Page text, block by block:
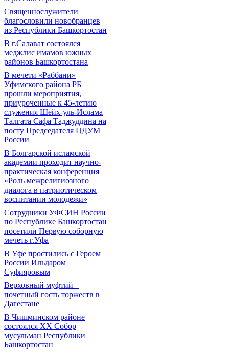
Священнослужители
благословили новобранцев
из Республики Башкортостан
В г.Салават состоялся
меджлис имамов южных
районов Башкортостана
В мечети «Раббани»
Уфимского района РБ
прошли мероприятия,
приуроченные к 45-летию
служения Шейх-уль-Ислама
Талгата Сафа Таджуддина на
посту Председателя ЦДУМ
России
В Болгарской исламской
академии проходит научно-
практическая конференция
«Роль межрелигиозного
диалога в патриотическом
воспитании молодежи»
Сотрудники УФСИН России
по Республике Башкортостан
посетили Первую соборную
мечеть г.Уфа
В Уфе простились с Героем
России Ильдаром
Суфияровым
Верховный муфтий –
почетный гость торжеств в
Дагестане
В Чишминском районе
состоялся XX Собор
мусульман Республики
Башкортостан